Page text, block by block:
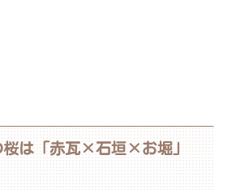
桜は「赤瓦×石垣×お堀」